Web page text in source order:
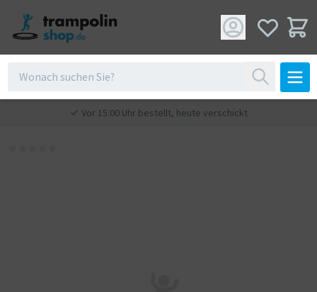
Vor 15:00 Uhr bestellt, heute verschickt